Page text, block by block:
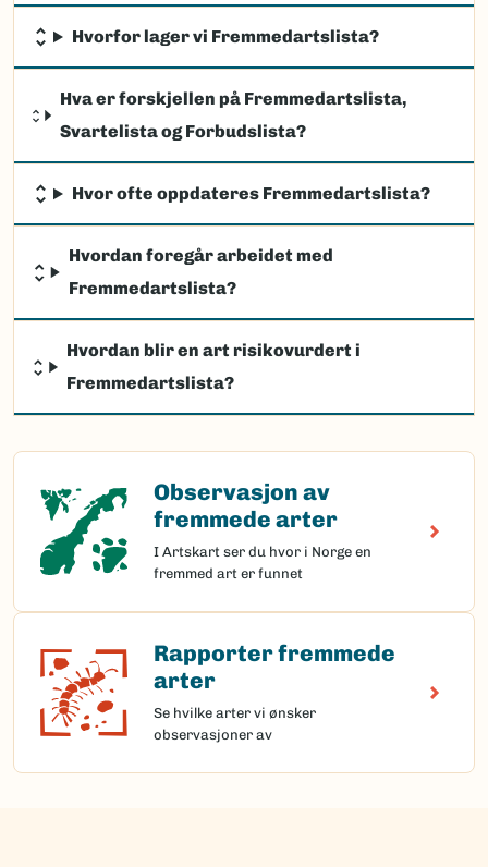
Hvorfor lager vi Fremmedartslista?
Hva er forskjellen på Fremmedartslista,
Svartelista og Forbudslista?
Hvor ofte oppdateres Fremmedartslista?
Hvordan foregår arbeidet med
Fremmedartslista?
Hvordan blir en art risikovurdert i
Fremmedartslista?
Observasjon av
fremmede arter
I Artskart ser du hvor i Norge en
fremmed art er funnet
Observasjon av fremmede arter
Rapporter fremmede
arter
Se hvilke arter vi ønsker
observasjoner av
Rapporter fremmede arter